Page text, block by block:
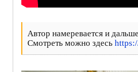
Автор намеревается и
Смотреть можно здесь